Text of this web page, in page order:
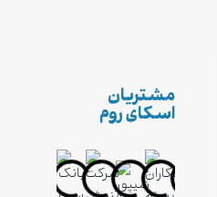
مشتریان
اسکای روم